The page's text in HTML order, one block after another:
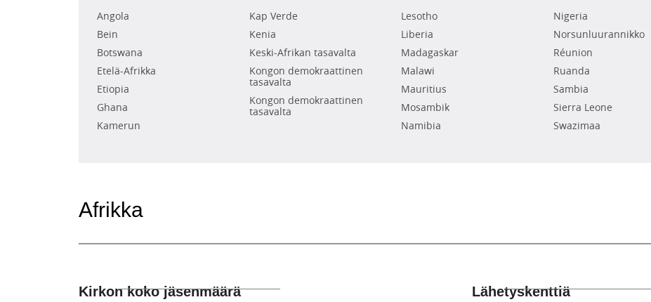
Angola
Bein
Botswana
Etelä-Afrikka
Etiopia
Ghana
Kamerun
Kap Verde
Kenia
Keski-Afrikan tasavalta
Kongon demokraattinen
tasavalta
Kongon demokraattinen
tasavalta
Lesotho
Liberia
Madagaskar
Malawi
Mauritius
Mosambik
Namibia
Nigeria
Norsunluurannikko
Réunion
Ruanda
Sambia
Sierra Leone
Swazimaa
Afrikka
Kirkon koko jäsenmäärä Lähetyskenttiä